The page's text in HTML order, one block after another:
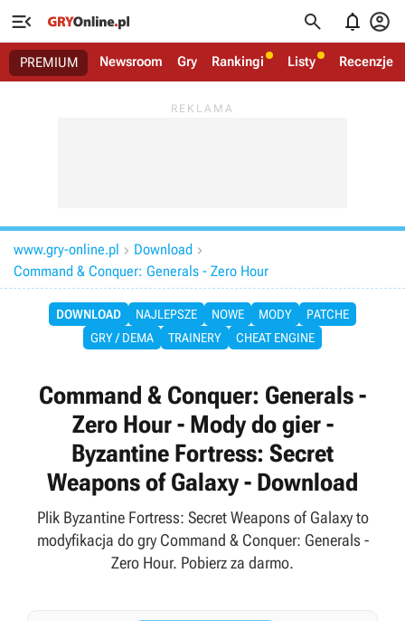
   
PREMIUM Newsroom Gry Rankingi Listy Recenzje
www.gry-online.pl  Download 
Command & Conquer: Generals - Zero Hour
DOWNLOAD NAJLEPSZE NOWE MODY
PATCHE
GRY / DEMA
TRAINERY CHEAT ENGINE
Command & Conquer: Generals -
Zero Hour - Mody do gier -
Byzantine Fortress: Secret
Weapons of Galaxy - Download
Plik Byzantine Fortress: Secret Weapons of Galaxy to
modyfikacja do gry Command & Conquer: Generals -
Zero Hour. Pobierz za darmo.